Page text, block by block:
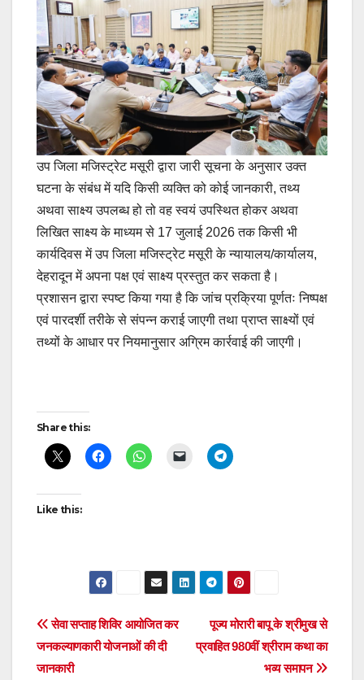
उप जिला मजिस्ट्रेट मसूरी द्वारा जारी सूचना के अनुसार उक्त
घटना के संबंध में यदि किसी व्यक्ति को कोई जानकारी, तथ्य
अथवा साक्ष्य उपलब्ध हो तो वह स्वयं उपस्थित होकर अथवा
लिखित साक्ष्य के माध्यम से 17 जुलाई 2026 तक किसी भी
कार्यदिवस में उप जिला मजिस्ट्रेट मसूरी के न्यायालय/कार्यालय,
देहरादून में अपना पक्ष एवं साक्ष्य प्रस्तुत कर सकता है।
प्रशासन द्वारा स्पष्ट किया गया है कि जांच प्रक्रिया पूर्णतः निष्पक्ष
एवं पारदर्शी तरीके से संपन्न कराई जाएगी तथा प्राप्त साक्ष्यों एवं
तथ्यों के आधार पर नियमानुसार अग्रिम कार्रवाई की जाएगी।
Post
navigation
Share this:
Like this:
Post
navigation
पूज्य मोरारी बापू के श्रीमुख से
प्रवाहित 980वीं श्रीराम कथा का
भव्य समापन
सेवा सप्ताह शिविर आयोजित कर
जनकल्याणकारी योजनाओं की दी
जानकारी